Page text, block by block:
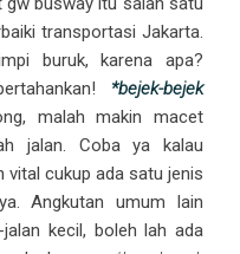
transportasi Jakarta.
buruk, karena apa?
*bejek-bejek
malah makin macet
jalan. Coba ya kalau
vital cukup ada satu jenis
Angkutan umum lain
kecil, boleh lah ada